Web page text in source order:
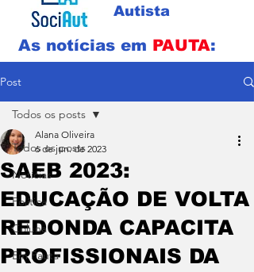
Autista
As notícias em PAUTA:
Post
Todos os posts
Notícias
Política
Coluna
Em Pauta
Todos os posts
SAEB 2023:
EDUCAÇÃO DE VOLTA
REDONDA CAPACITA
PROFISSIONAIS DA
Alana Oliveira
6 de jun. de 2023